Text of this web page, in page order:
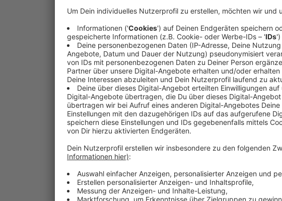
Ein 75-jähriger Autofahrer aus Venlo
überholt. Der Niederländer empfand
stellte sich der Fahrer des Pick-ups
Mann stieg aus, kam zum Auto des
Fensterscheiben. Später kam es am
der Niederländer zunächst von zwei
Dann näherte sich erneut der Fahrer
und leicht verletzt.
Anzeige
Der unbekannten Verkehrsteilnehmer
- männlich